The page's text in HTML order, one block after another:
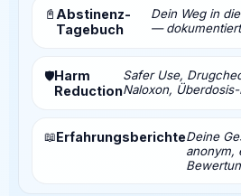
📓 Abstinenz-
Tagebuch
Dein Weg in
—
🛡️Harm
Reduction
Safer Use,
Naloxon,
📖ErfahrungsberichteDeine
anonym,